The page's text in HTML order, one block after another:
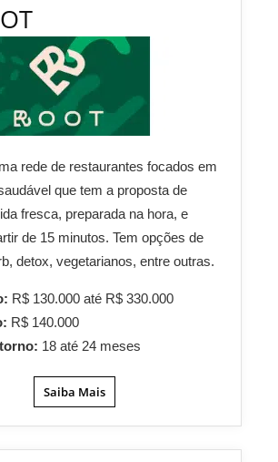
rede de restaurantes focados em
que tem a proposta de
fresca, preparada na hora, e
de 15 minutos. Tem opções de
detox, vegetarianos, entre outras.
R$ 130.000 até R$ 330.000
R$ 140.000
18 até 24 meses
Saiba Mais